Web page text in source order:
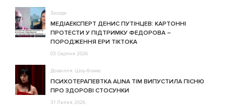
Заходи
МЕДІАЕКСПЕРТ ДЕНИС ПУТІНЦЕВ: КАРТОННІ
ПРОТЕСТИ У ПІДТРИМКУ ФЕДОРОВА –
ПОРОДЖЕННЯ ЕРИ ТІКТОКА
03 Серпня 2026
Дозвілля Шоу-бізнес
ПСИХОТЕРАПЕВТКА ALINA TIM ВИПУСТИЛА ПІСНЮ
ПРО ЗДОРОВІ СТОСУНКИ
31 Липня 2026